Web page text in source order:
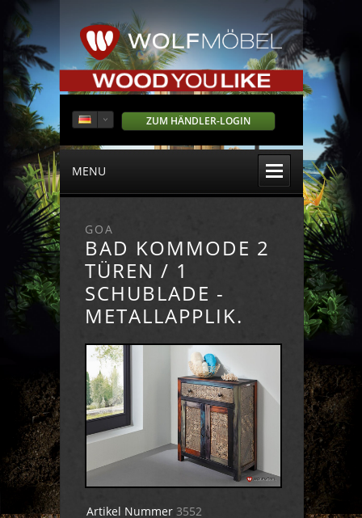
ZUM HÄNDLER-LOGIN
MENU
GOA
BAD KOMMODE 2
TÜREN / 1
SCHUBLADE -
METALLAPPLIK.
Artikel Nummer 3552